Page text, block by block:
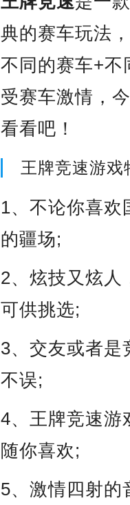
典的赛车玩法
不同的赛车+不
受赛车激情，
看看吧！
王牌竞速游戏
1、不论你喜欢
的疆场;
2、炫技又炫人
可供挑选;
3、交友或者是
不误;
4、王牌竞速游
随你喜欢;
5、激情四射的